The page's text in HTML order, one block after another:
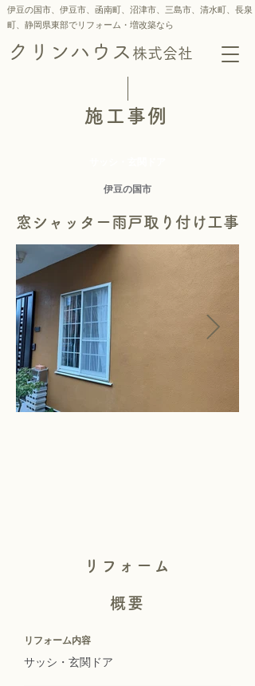
伊豆の国市、伊豆市、函南町、沼津市、三島市、 清水町、 長泉
町、静岡県東部でリフォーム・増改築なら
クリンハウス 株式会社
施工事例
伊豆の国市
窓シャッター雨戸取り付け工事
リフォーム
概要
リフォーム内容
サッシ・玄関ドア